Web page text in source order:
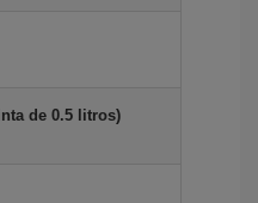
de 0.5 litros)